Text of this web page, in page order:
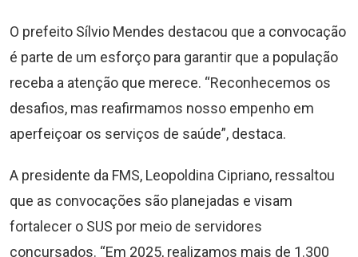
O prefeito Sílvio Mendes destacou que a convocação
é parte de um esforço para garantir que a população
receba a atenção que merece. “Reconhecemos os
desafios, mas reafirmamos nosso empenho em
aperfeiçoar os serviços de saúde”, destaca.
A presidente da FMS, Leopoldina Cipriano, ressaltou
que as convocações são planejadas e visam
fortalecer o SUS por meio de servidores
concursados. “Em 2025, realizamos mais de 1.300